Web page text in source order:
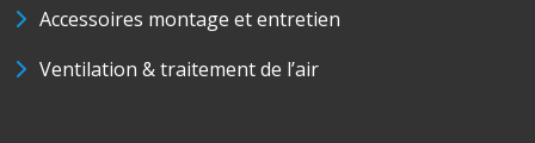
Accessoires montage et entretien
Ventilation & traitement de l’air